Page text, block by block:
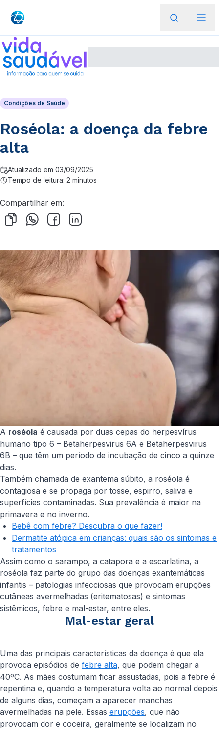
Condições de Saúde
Roséola: a doença da febre
alta
Atualizado em 03/09/2025
Tempo de leitura: 2 minutos
Compartilhar em:
A roséola é causada por duas cepas do herpesvírus
humano tipo 6 – Betaherpesvirus 6A e Betaherpesvirus
6B – que têm um período de incubação de cinco a quinze
dias.
Também chamada de exantema súbito, a roséola é
contagiosa e se propaga por tosse, espirro, saliva e
superfícies contaminadas. Sua prevalência é maior na
primavera e no inverno.
Bebê com febre? Descubra o que fazer!
Dermatite atópica em crianças: quais são os sintomas e
tratamentos
Assim como o sarampo, a catapora e a escarlatina, a
roséola faz parte do grupo das doenças exantemáticas
infantis – patologias infecciosas que provocam erupções
cutâneas avermelhadas (eritematosas) e sintomas
sistêmicos, febre e mal-estar, entre eles.
Mal-estar geral
Uma das principais características da doença é que ela
provoca episódios de febre alta, que podem chegar a
40ºC. As mães costumam ficar assustadas, pois a febre é
repentina e, quando a temperatura volta ao normal depois
de alguns dias, começam a aparecer manchas
avermelhadas na pele. Essas erupções, que não
provocam dor e coceira, geralmente se localizam no